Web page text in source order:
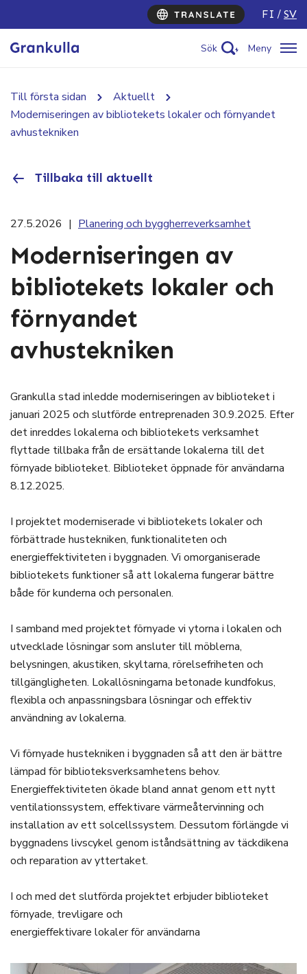
FI SV
Sök Meny
Till första sidan
Aktuellt
Moderniseringen av bibliotekets lokaler och förnyandet
avhustekniken
Tillbaka till aktuellt
27.5.2026 | Planering och byggherreverksamhet
Moderniseringen av
bibliotekets lokaler och
förnyandet
avhustekniken
Grankulla stad inledde moderniseringen av biblioteket i
januari 2025 och slutförde entreprenaden 30.9.2025. Efter
det inreddes lokalerna och bibliotekets verksamhet
flyttade tillbaka från de ersättande lokalerna till det
förnyade biblioteket. Biblioteket öppnade för användarna
8.12.2025.
I projektet moderniserade vi bibliotekets lokaler och
förbättrade hustekniken, funktionaliteten och
energieffektiviteten i byggnaden. Vi omorganiserade
bibliotekets funktioner så att lokalerna fungerar bättre
både för kunderna och personalen.
I samband med projektet förnyade vi ytorna i lokalen och
utvecklade lösningar som ansluter till möblerna,
belysningen, akustiken, skyltarna, rörelsefriheten och
tillgängligheten. Lokallösningarna betonade kundfokus,
flexibla och anpassningsbara lösningar och effektiv
användning av lokalerna.
Vi förnyade hustekniken i byggnaden så att den är bättre
lämpad för biblioteksverksamhetens behov.
Energieffektiviteten ökade bland annat genom ett nytt
ventilationssystem, effektivare värmeåtervinning och
installation av ett solcellssystem. Dessutom förlängde vi
byggnadens livscykel genom iståndsättning av täckdikena
och reparation av yttertaket.
I och med det slutförda projektet erbjuder biblioteket
förnyade, trevligare och
energieffektivare lokaler för användarna